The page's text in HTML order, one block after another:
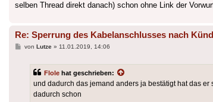
selben Thread direkt danach) schon ohne Link der
Re: Sperrung des Kabelanschlusses nach
Beitrag
von Lutze» 11.01.2019, 14:06
Flole hat geschrieben:
und dadurch das jemand anders ja bestätigt hat das
dadurch schon